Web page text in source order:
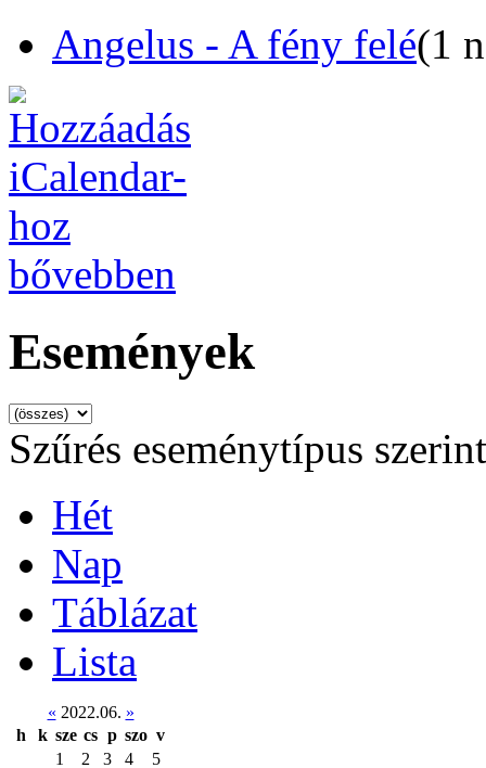
Angelus - A fény felé(1
bővebben
Események
Szűrés eseménytípus szerint
Hét
Nap
Táblázat
Lista
« 2022.06. »
h
k sze cs p szo v
1
2 3 4
5